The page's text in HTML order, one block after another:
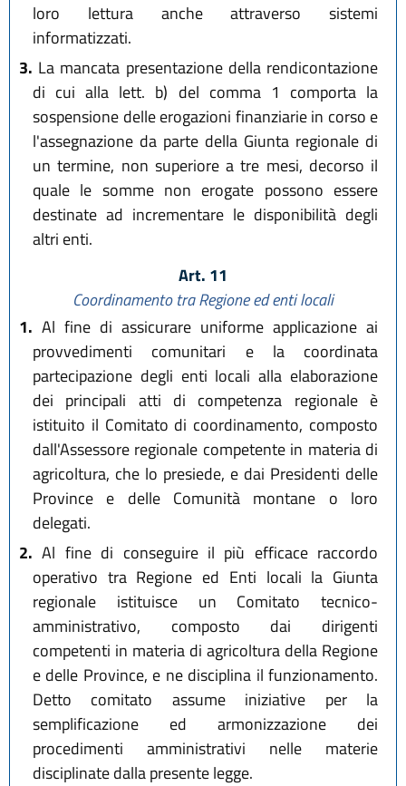
loro lettura anche attraverso sistemi
informatizzati.
3. La mancata presentazione della rendicontazione
di cui alla lett. b) del comma 1 comporta la
sospensione delle erogazioni finanziarie in corso e
l'assegnazione da parte della Giunta regionale di
un termine, non superiore a tre mesi, decorso il
quale le somme non erogate possono essere
destinate ad incrementare le disponibilità degli
altri enti.
Art. 11
Coordinamento tra Regione ed enti locali
1. Al fine di assicurare uniforme applicazione ai
provvedimenti comunitari e la coordinata
partecipazione degli enti locali alla elaborazione
dei principali atti di competenza regionale è
istituito il Comitato di coordinamento, composto
dall'Assessore regionale competente in materia di
agricoltura, che lo presiede, e dai Presidenti delle
Province e delle Comunità montane o loro
delegati.
2. Al fine di conseguire il più efficace raccordo
operativo tra Regione ed Enti locali la Giunta
regionale istituisce un Comitato tecnico-
amministrativo, composto dai dirigenti
competenti in materia di agricoltura della Regione
e delle Province, e ne disciplina il funzionamento.
Detto comitato assume iniziative per la
semplificazione ed armonizzazione dei
procedimenti amministrativi nelle materie
disciplinate dalla presente legge.